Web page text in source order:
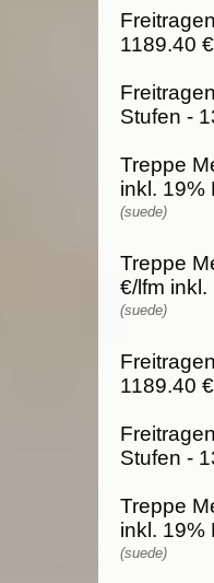
1189.40
Stufen -
Treppe
inkl. 19%
(suede)
Treppe
€/lfm
(suede)
1189.40
Stufen -
Treppe
inkl. 19%
(suede)